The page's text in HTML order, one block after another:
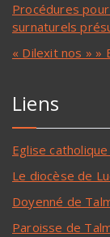
Procédures
surnaturels
« Dilexit nos » »
Liens
Eglise
Le diocèse de
Doyenné de
Paroisse de